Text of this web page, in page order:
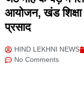
आयोजन, खंड शिक्षा
प्रसाद
HIND LEKHNI NEWS
No Comments